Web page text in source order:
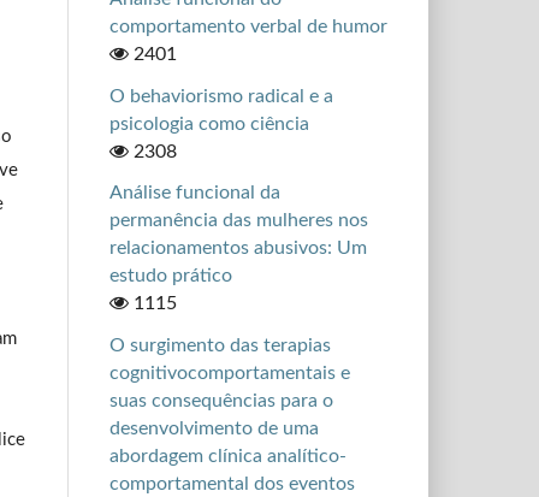
comportamento verbal de humor
2401
O behaviorismo radical e a
psicologia como ciência
2308
Análise funcional da
permanência das mulheres nos
relacionamentos abusivos: Um
estudo prático
1115
O surgimento das terapias
cognitivocomportamentais e
suas consequências para o
desenvolvimento de uma
abordagem clínica analítico-
comportamental dos eventos